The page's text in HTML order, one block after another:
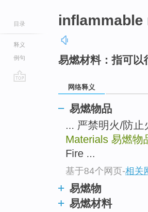
目录
释义
例句
inflammable
易燃材料：指可以
网络释义
易燃物品
... 严禁明火/防
Materials 易燃物
Fire ...
基于84个网页-相关
易燃物
易燃材料